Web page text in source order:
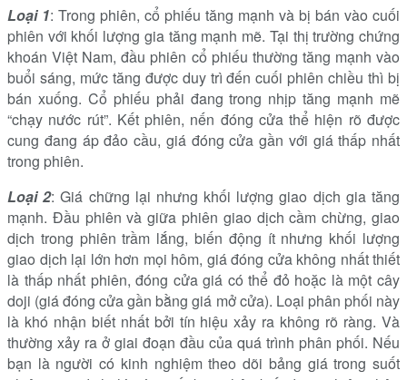
Loại 1: Trong phiên, cổ phiếu tăng mạnh và bị bán vào cuối
phiên với khối lượng gia tăng mạnh mẽ. Tại thị trường chứng
khoán Việt Nam, đầu phiên cổ phiếu thường tăng mạnh vào
buổi sáng, mức tăng được duy trì đến cuối phiên chiều thì bị
bán xuống. Cổ phiếu phải đang trong nhịp tăng mạnh mẽ
“chạy nước rút”. Kết phiên, nến đóng cửa thể hiện rõ được
cung đang áp đảo cầu, giá đóng cửa gần với giá thấp nhất
trong phiên.
Loại 2: Giá chững lại nhưng khối lượng giao dịch gia tăng
mạnh. Đầu phiên và giữa phiên giao dịch cầm chừng, giao
dịch trong phiên trầm lắng, biến động ít nhưng khối lượng
giao dịch lại lớn hơn mọi hôm, giá đóng cửa không nhất thiết
là thấp nhất phiên, đóng cửa giá có thể đỏ hoặc là một cây
doji (giá đóng cửa gần bằng giá mở cửa). Loại phân phối này
là khó nhận biết nhất bởi tín hiệu xảy ra không rõ ràng. Và
thường xảy ra ở giai đoạn đầu của quá trình phân phối. Nếu
bạn là người có kinh nghiệm theo dõi bảng giá trong suốt